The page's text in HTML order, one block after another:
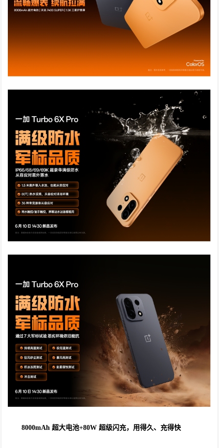
8000mAh 超大电池+80W 超级闪充，用得久、充得快